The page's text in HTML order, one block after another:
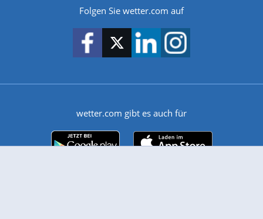
Folgen Sie wetter.com auf
wetter.com gibt es auch für